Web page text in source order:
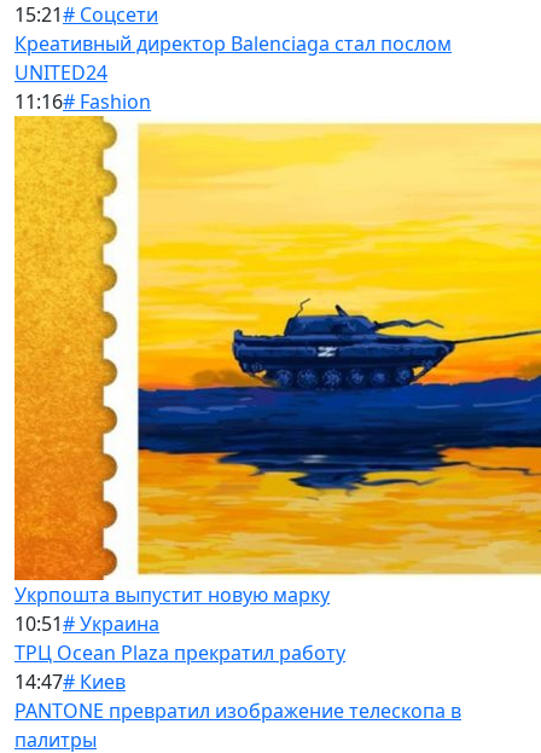
15:21# Соцсети
Креативный директор Balenciaga стал послом
UNITED24
11:16# Fashion
Укрпошта выпустит новую марку
10:51# Украина
ТРЦ Ocean Plaza прекратил работу
14:47# Киев
PANTONE превратил изображение телескопа в
палитры